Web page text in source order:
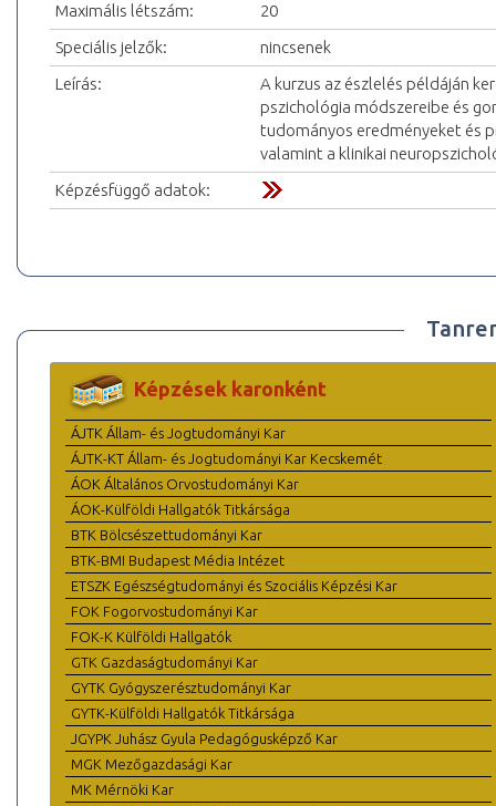
Maximális létszám:
20
Speciális jelzők:
nincsenek
Leírás:
A kurzus az észlelés példáján
pszichológia módszereibe és
tudományos eredményeket és
valamint a klinikai
Képzésfüggő adatok:
Képzések karonként
ÁJTK Állam- és Jogtudományi Kar
ÁJTK-KT Állam- és Jogtudományi Kar Kecskemét
ÁOK Általános Orvostudományi Kar
ÁOK-Külföldi Hallgatók Titkársága
BTK Bölcsészettudományi Kar
BTK-BMI Budapest Média Intézet
ETSZK Egészségtudományi és Szociális Képzési Kar
FOK Fogorvostudományi Kar
FOK-K Külföldi Hallgatók
GTK Gazdaságtudományi Kar
GYTK Gyógyszerésztudományi Kar
GYTK-Külföldi Hallgatók Titkársága
JGYPK Juhász Gyula Pedagógusképző Kar
MGK Mezőgazdasági Kar
MK Mérnöki Kar